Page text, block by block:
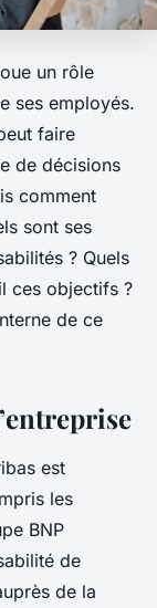
un rôle
ses employés.
faire
de décisions
comment
sont ses
? Quels
ces objectifs ?
de ce
est
les
BNP
de
de la